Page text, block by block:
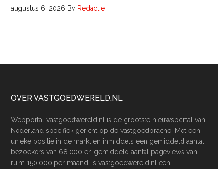
augustus 6, 2026 By Redactie
Footer
OVER VASTGOEDWERELD.NL
Webportal vastgoedwereld.nl is de grootste nieuwsportal van
Nederland specifiek gericht op de vastgoedbrache. Met een
unieke positie in de markt en inmiddels een gemiddeld aantal
bezoekers van 68.000 en gemiddeld aantal pageviews van
ruim 150.000 per maand, is vastgoedwereld.nl een